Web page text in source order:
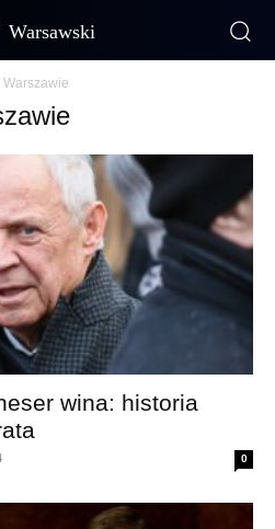
Warsawski
Warszawie
wina: historia
0